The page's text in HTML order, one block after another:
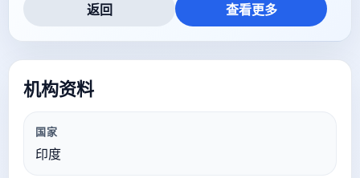
返回 查看更多
机构资料
国家
印度